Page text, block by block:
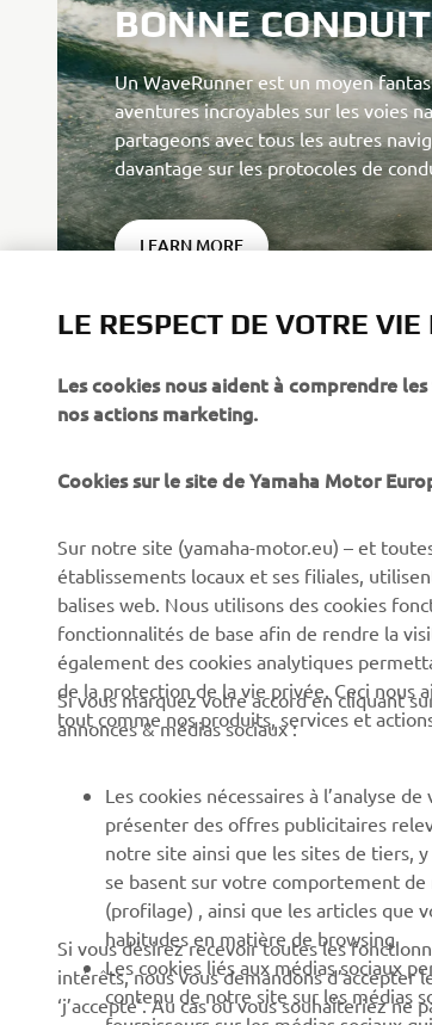
BONNE
Un WaveRunner est un moyen
aventures incroyables sur les voies
partageons avec tous les autres
LEARN MORE
Découvrez Yamaha
Événements
Press
Devenir revendeur
Politique en matière de
droits humains
Politique de durabilitè de
Canal d'alerte
Systèmes pour
Parcours de golf
Premiers
Robotics
Partenariats
Informations
pour les
indépendants
Yamalube
Sheets
LE RESPECT DE VOTRE
Les cookies nous aident à comprendre
nos actions marketing.
Cookies sur le site de Yamaha Motor
Sur notre site (yamaha-motor.eu) – et
établissements locaux et ses filiales,
balises web. Nous utilisons des cookies
fonctionnalités de base afin de rendre la
également des cookies analytiques
de la protection de la vie privée. Ceci nous
tout comme nos produits, services et
Si vous marquez votre accord en cliquant
annonces & médias sociaux :
Les cookies nécessaires à l’analyse
présenter des offres publicitaires
notre site ainsi que les sites de tiers,
se basent sur votre comportement
(profilage) , ainsi que les articles que
habitudes en matière de browsing.
Les cookies liés aux médias sociaux
contenu de notre site sur les médias
Si vous désirez recevoir toutes les
intérêts, nous vous demandons d’accepter
‘j’accepte’. Au cas où vous souhaiteriez